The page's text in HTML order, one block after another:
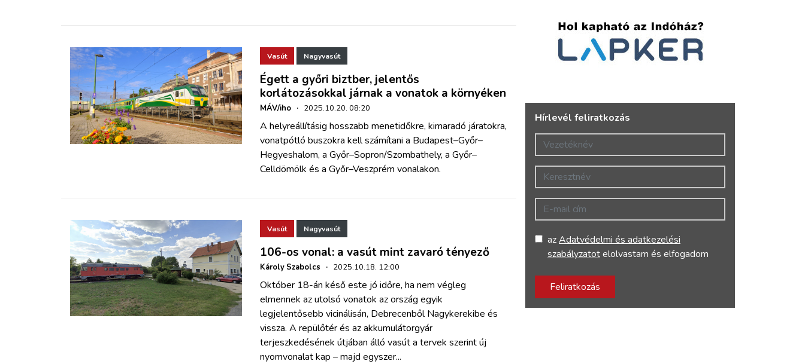
Vasút Nagyvasút
Égett a győri biztber, jelentős
korlátozásokkal járnak a vonatok a környéken
MÁV/iho · 2025.10.20. 08:20
A helyreállításig hosszabb menetidőkre, kimaradó járatokra,
vonatpótló buszokra kell számítani a Budapest–Győr–
Hegyeshalom, a Győr–Sopron/Szombathely, a Győr–
Celldömölk és a Győr–Veszprém vonalakon.
Vasút Nagyvasút
106-os vonal: a vasút mint zavaró tényező
Károly Szabolcs · 2025.10.18. 12:00
Október 18-án késő este jó időre, ha nem végleg
elmennek az utolsó vonatok az ország egyik
legjelentősebb vicinálisán, Debrecenből Nagykerekibe és
vissza. A repülőtér és az akkumulátorgyár
terjeszkedésének útjában álló vasút a tervek szerint új
nyomvonalat kap – majd egyszer...
Hírlevél feliratkozás
Vezetéknév
Keresztnév
E-mail cím
azAdatvédelmi és adatkezelési
szabályzatotelolvastam és elfogadom
Feliratkozás